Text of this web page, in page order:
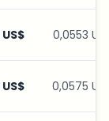
0,0553
0,0575